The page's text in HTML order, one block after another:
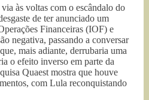
às voltas com o escândalo do
de ter anunciado um
Financeiras (IOF) e
negativa, passando a conversar
mais adiante, derrubaria uma
o efeito inverso em parte da
Quaest mostra que houve
com Lula reconquistando